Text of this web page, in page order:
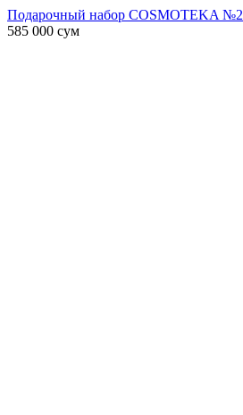
Подарочный набор COSMOTEKA №2
585 000 сум